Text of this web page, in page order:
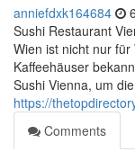
anniefdxk164684
Sushi Restaurant
Wien ist nicht nur
Kaffeehäuser
Sushi Vienna, um
https://
Comments